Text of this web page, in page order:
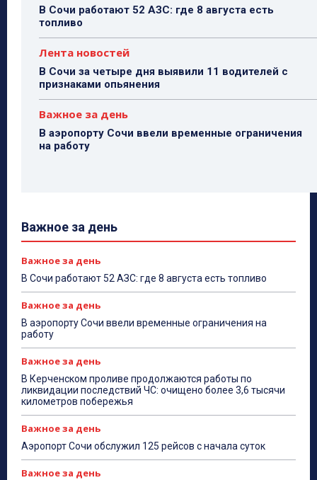
В Сочи работают 52 АЗС: где 8 августа есть
топливо
Лента новостей
В Сочи за четыре дня выявили 11 водителей с
признаками опьянения
Важное за день
В аэропорту Сочи ввели временные ограничения
на работу
Важное за день
Важное за день
В Сочи работают 52 АЗС: где 8 августа есть топливо
Важное за день
В аэропорту Сочи ввели временные ограничения на
работу
Важное за день
В Керченском проливе продолжаются работы по
ликвидации последствий ЧС: очищено более 3,6 тысячи
километров побережья
Важное за день
Аэропорт Сочи обслужил 125 рейсов с начала суток
Важное за день